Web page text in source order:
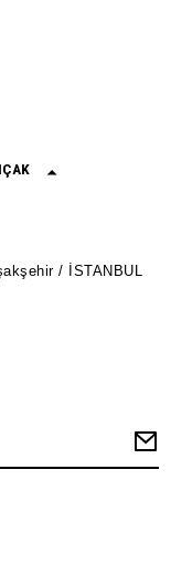
/ İSTANBUL